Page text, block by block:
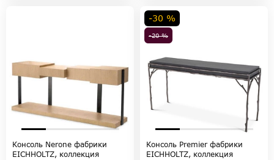
Консоль Nerone фабрики
EICHHOLTZ, коллекция
-20 %
-30 %
Консоль Premier фабрики
EICHHOLTZ, коллекция